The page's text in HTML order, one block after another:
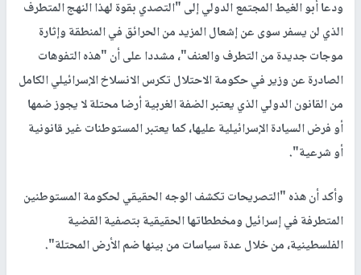
ودعا أبو الغيط المجتمع الدولي إلى "التصدي بقوة لهذا النهج المتطرف
الذي لن يسفر سوى عن إشعال المزيد من الحرائق في المنطقة وإثارة
موجات جديدة من التطرف والعنف"، مشددا على أن "هذه التفوهات
الصادرة عن وزير في حكومة الاحتلال تكرس الانسلاخ الإسرائيلي الكامل
من القانون الدولي الذي يعتبر الضفة الغربية أرضا محتلة لا يجوز ضمها
أو فرض السيادة الإسرائيلية عليها، كما يعتبر المستوطنات غير قانونية
أو شرعية".
وأكد أن هذه "التصريحات تكشف الوجه الحقيقي لحكومة المستوطنين
المتطرفة في إسرائيل ومخططاتها الحقيقية بتصفية القضية
الفلسطينية، من خلال عدة سياسات من بينها ضم الأرض المحتلة".